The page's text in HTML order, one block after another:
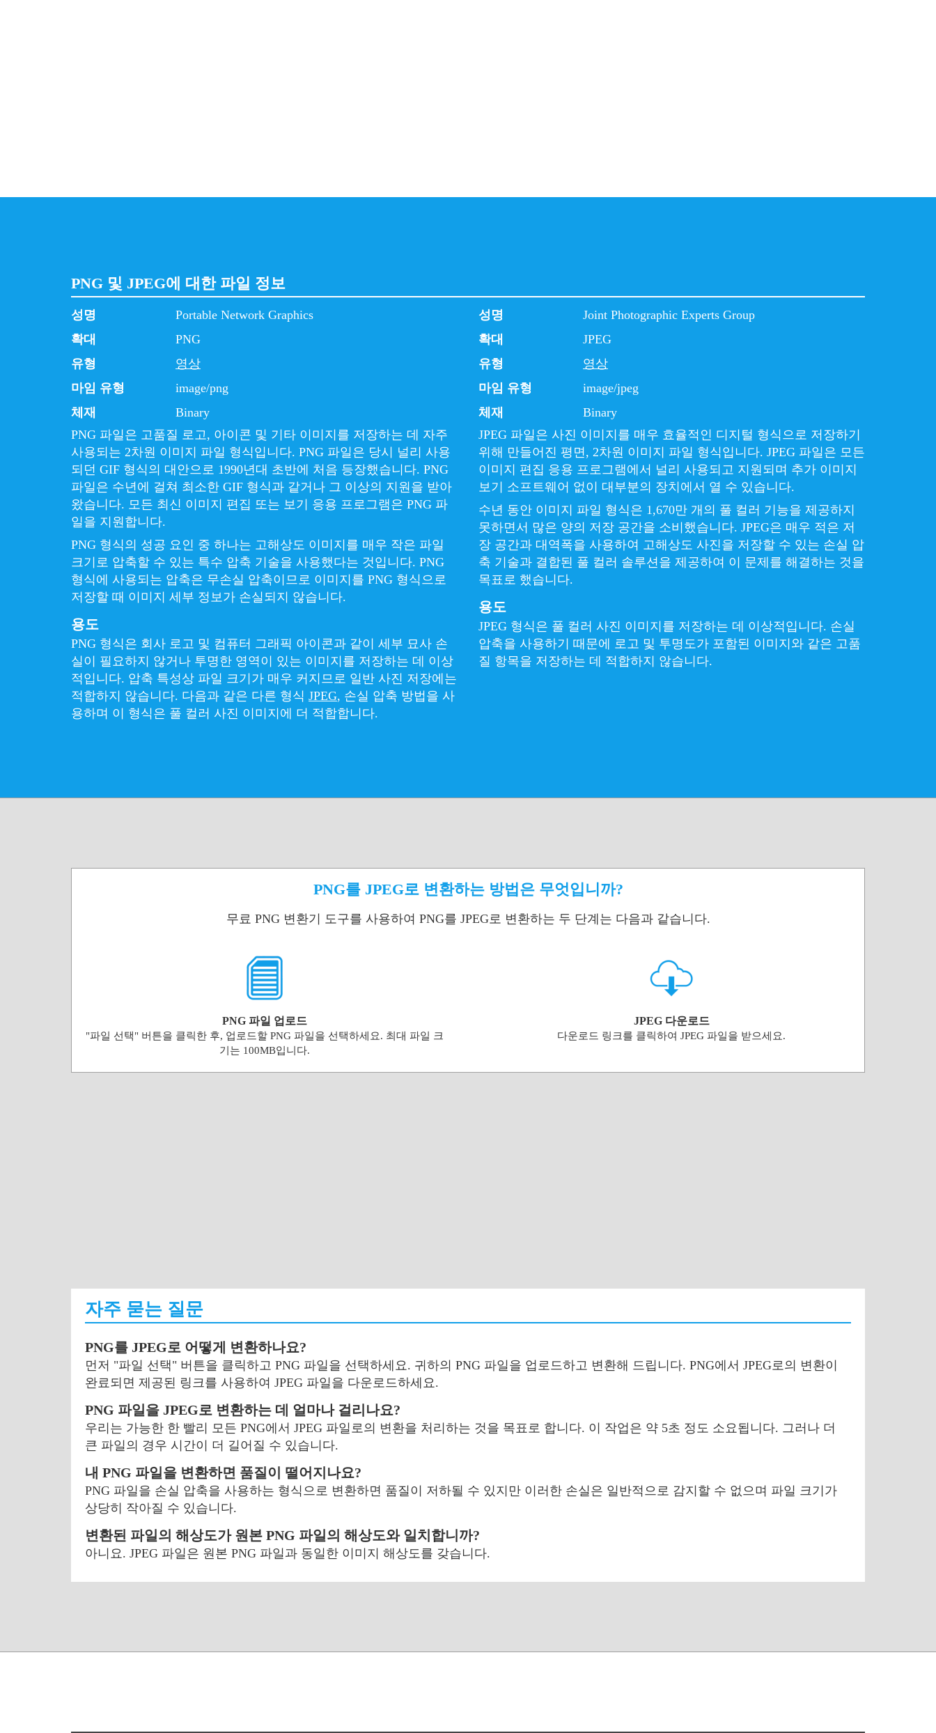
PNG 및 JPEG에 대한 파일 정보
성명
Portable Network Graphics
확대
PNG
유형
영상
마임 유형
image/png
체재
Binary
PNG 파일은 고품질 로고, 아이콘 및 기타 이미지를 저장하는 데 자주
사용되는 2차원 이미지 파일 형식입니다. PNG 파일은 당시 널리 사용
되던 GIF 형식의 대안으로 1990년대 초반에 처음 등장했습니다. PNG
파일은 수년에 걸쳐 최소한 GIF 형식과 같거나 그 이상의 지원을 받아
왔습니다. 모든 최신 이미지 편집 또는 보기 응용 프로그램은 PNG 파
일을 지원합니다.
PNG 형식의 성공 요인 중 하나는 고해상도 이미지를 매우 작은 파일
크기로 압축할 수 있는 특수 압축 기술을 사용했다는 것입니다. PNG
형식에 사용되는 압축은 무손실 압축이므로 이미지를 PNG 형식으로
저장할 때 이미지 세부 정보가 손실되지 않습니다.
용도
PNG 형식은 회사 로고 및 컴퓨터 그래픽 아이콘과 같이 세부 묘사 손
실이 필요하지 않거나 투명한 영역이 있는 이미지를 저장하는 데 이상
적입니다. 압축 특성상 파일 크기가 매우 커지므로 일반 사진 저장에는
적합하지 않습니다. 다음과 같은 다른 형식 JPEG, 손실 압축 방법을 사
용하며 이 형식은 풀 컬러 사진 이미지에 더 적합합니다.
성명
Joint Photographic Experts Group
확대
JPEG
유형
영상
마임 유형
image/jpeg
체재
Binary
JPEG 파일은 사진 이미지를 매우 효율적인 디지털 형식으로 저장하기
위해 만들어진 평면, 2차원 이미지 파일 형식입니다. JPEG 파일은 모든
이미지 편집 응용 프로그램에서 널리 사용되고 지원되며 추가 이미지
보기 소프트웨어 없이 대부분의 장치에서 열 수 있습니다.
수년 동안 이미지 파일 형식은 1,670만 개의 풀 컬러 기능을 제공하지
못하면서 많은 양의 저장 공간을 소비했습니다. JPEG은 매우 적은 저
장 공간과 대역폭을 사용하여 고해상도 사진을 저장할 수 있는 손실 압
축 기술과 결합된 풀 컬러 솔루션을 제공하여 이 문제를 해결하는 것을
목표로 했습니다.
용도
JPEG 형식은 풀 컬러 사진 이미지를 저장하는 데 이상적입니다. 손실
압축을 사용하기 때문에 로고 및 투명도가 포함된 이미지와 같은 고품
질 항목을 저장하는 데 적합하지 않습니다.
PNG를 JPEG로 변환하는 방법은 무엇입니까?
무료 PNG 변환기 도구를 사용하여 PNG를 JPEG로 변환하는 두 단계는 다음과 같습니다.
PNG 파일 업로드
"파일 선택" 버튼을 클릭한 후, 업로드할 PNG 파일을 선택하세요. 최대 파일 크
기는 100MB입니다.
JPEG 다운로드
다운로드 링크를 클릭하여 JPEG 파일을 받으세요.
자주 묻는 질문
PNG를 JPEG로 어떻게 변환하나요?
먼저 "파일 선택" 버튼을 클릭하고 PNG 파일을 선택하세요. 귀하의 PNG 파일을 업로드하고 변환해 드립니다. PNG에서 JPEG로의 변환이
완료되면 제공된 링크를 사용하여 JPEG 파일을 다운로드하세요.
PNG 파일을 JPEG로 변환하는 데 얼마나 걸리나요?
우리는 가능한 한 빨리 모든 PNG에서 JPEG 파일로의 변환을 처리하는 것을 목표로 합니다. 이 작업은 약 5초 정도 소요됩니다. 그러나 더
큰 파일의 경우 시간이 더 길어질 수 있습니다.
내 PNG 파일을 변환하면 품질이 떨어지나요?
PNG 파일을 손실 압축을 사용하는 형식으로 변환하면 품질이 저하될 수 있지만 이러한 손실은 일반적으로 감지할 수 없으며 파일 크기가
상당히 작아질 수 있습니다.
변환된 파일의 해상도가 원본 PNG 파일의 해상도와 일치합니까?
아니요. JPEG 파일은 원본 PNG 파일과 동일한 이미지 해상도를 갖습니다.